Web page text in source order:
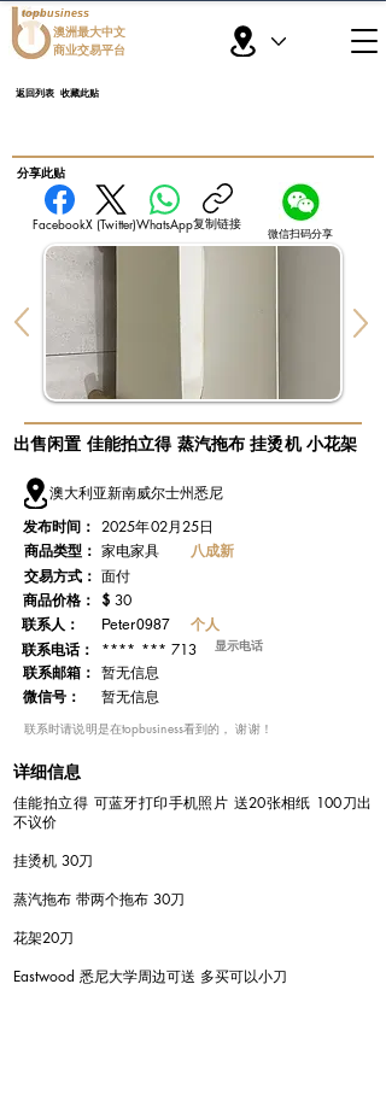
topbusiness
澳洲最大中文
商业交易平台
返回列表 收藏此贴
​分享此贴
FacebookX (Twitter)WhatsApp复制链接
微信扫码分享
出售闲置 佳能拍立得 蒸汽拖布 挂烫机 小花架
澳大利亚新南威尔士州悉尼
发布时间： 2025年02月25日
​商品类型： 家电家具
八成新
交易方式： 面付
​商品价格： $30
联系人：
Peter0987 个人
联系电话： **** *** 713 显示电话
​联系邮箱： 暂无信息
微信号：
暂无信息
​联系时请说明是在topbusiness看到的， 谢谢！
详细信息
佳能拍立得 可蓝牙打印手机照片 送20张相纸 100刀出
不议价
挂烫机 30刀
蒸汽拖布 带两个拖布 30刀
花架20刀
Eastwood 悉尼大学周边可送 多买可以小刀